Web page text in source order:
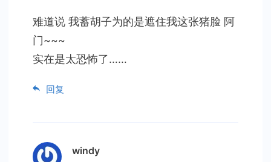
难道说 我蓄胡子为的是遮住我这张猪脸 阿
门~~~
实在是太恐怖了……
回复
windy